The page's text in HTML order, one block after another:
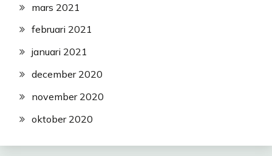
mars 2021
februari 2021
januari 2021
december 2020
november 2020
oktober 2020